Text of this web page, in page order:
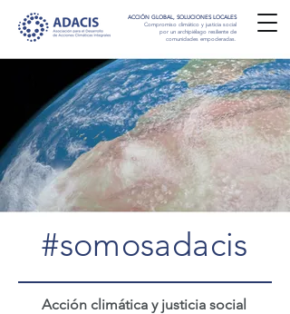
ACCIÓN GLOBAL, SOLUCIONES LOCALES
Compromiso climático y justicia social
por un archipiélago resiliente de
comunidades empoderadas.
#somosadacis
Acción climática y justicia social